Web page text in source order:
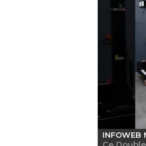
INFOWEB